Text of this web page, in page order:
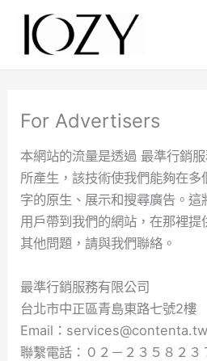
For Advertisers
本網站的流量是透過 最準行銷
所產生，該技術使我們能夠在
字的原生、展示和搜尋廣告。
用戶帶到我們的網站，在那裡
其他問題，請與我們聯絡。
最準行銷服務有限公司
台北市中正區青島東路七號2樓
Email：services@contenta.tw
聯繫電話：０２－２３５８２３